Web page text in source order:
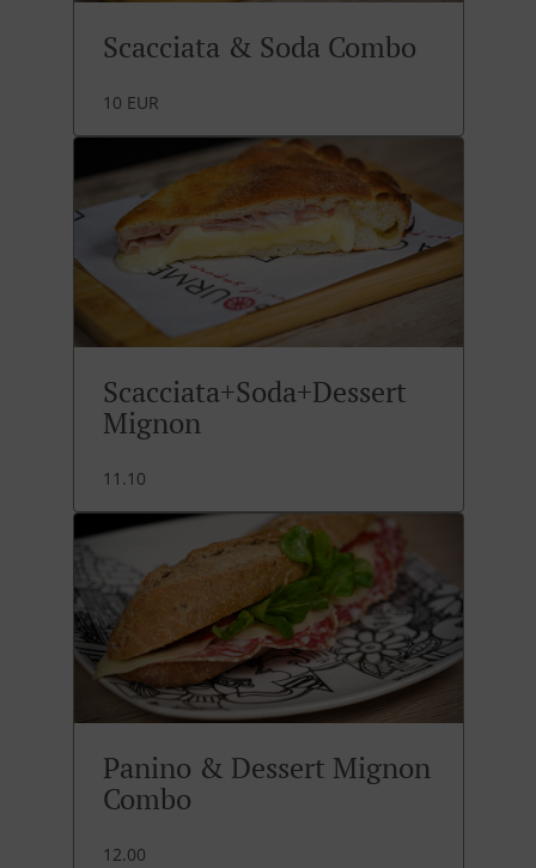
Scacciata & Soda Combo
10 EUR
Scacciata+Soda+Dessert
Mignon
11.10
Panino & Dessert Mignon
Combo
12.00